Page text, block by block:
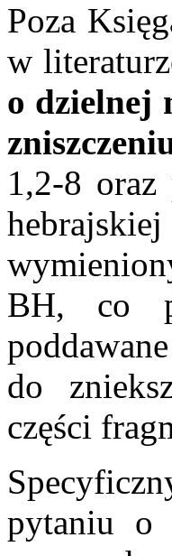
Poza
w
o dzielnej
1,2-8 oraz
BH, co
do
części
pytaniu o